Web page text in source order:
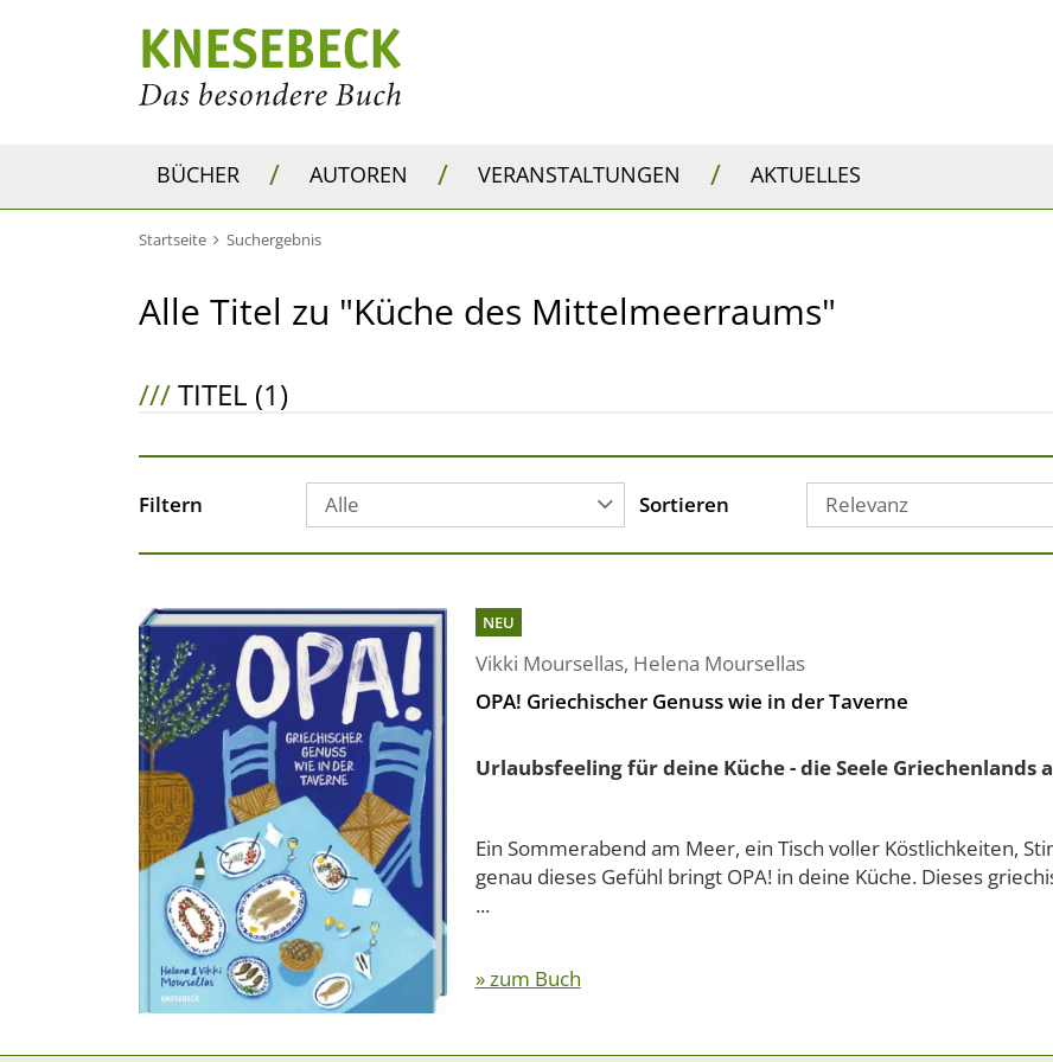
BÜCHER / AUTOREN / VERANSTALTUNGEN / AKTUELLES
Startseite Suchergebnis
Alle Titel zu "Küche des Mittelmeerraums"
///TITEL (1)
Filtern Alle Sortieren Relevanz
NEU
Vikki Moursellas, Helena Moursellas
OPA! Griechischer Genuss wie in der Taverne
Urlaubsfeeling für deine Küche - die Seele Griechenlands
Ein Sommerabend am Meer, ein Tisch voller Köstlichkeiten,
genau dieses Gefühl bringt OPA! in deine Küche. Dieses
...
» zum Buch